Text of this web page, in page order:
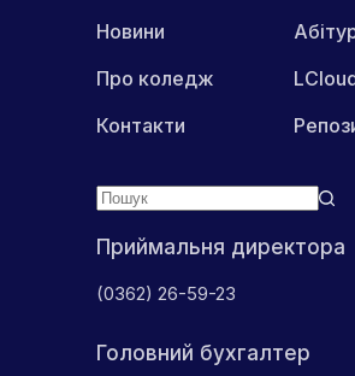
Приймальня директора
(0362) 26-59-23
Головний бухгалтер
Новини
Про коледж
Контакти